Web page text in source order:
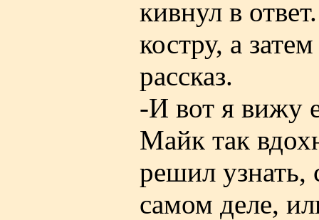
кивнул в
костру, а
рассказ.
-И вот я вижу
Майк так
решил узнать,
самом деле,